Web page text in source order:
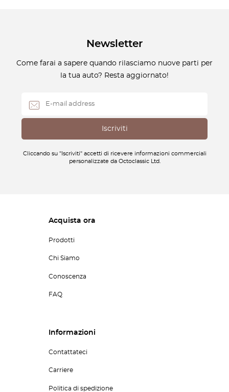
Newsletter
Come farai a sapere quando rilasciamo nuove parti per
la tua auto? Resta aggiornato!
Cliccando su "Iscriviti" accetti di ricevere informazioni commerciali
personalizzate da Octoclassic Ltd.
Acquista ora
Prodotti
Chi Siamo
Conoscenza
FAQ
Informazioni
Contattateci
Carriere
Politica di spedizione